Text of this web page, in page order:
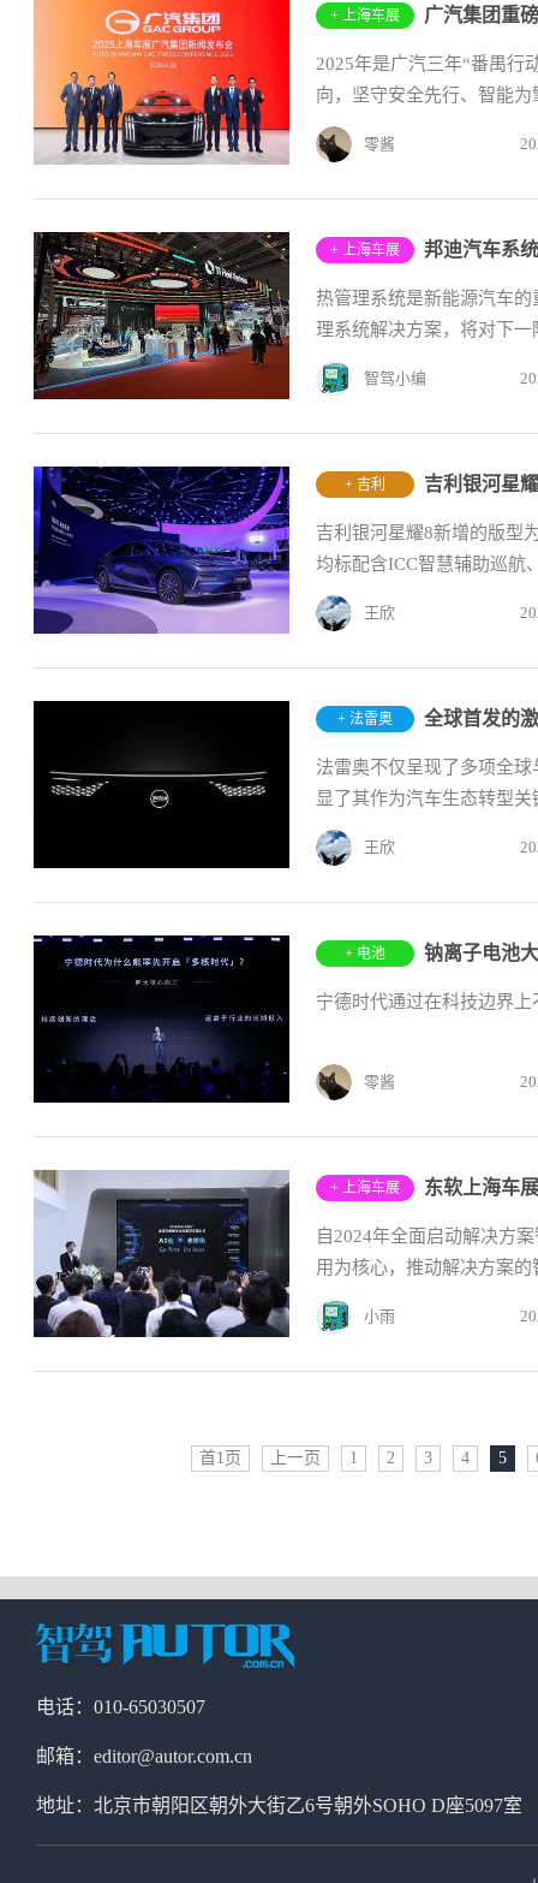
+ 上海车展
2025年是广汽三年“番禺行
向，坚守安全先行、智能
零酱
+ 上海车展
热管理系统是新能源汽车
理系统解决方案，将对下
智驾小编
+ 吉利
吉利银河星耀8新增的版型
均标配含ICC智慧辅助巡航
王欣
+ 法雷奥
法雷奥不仅呈现了多项全
显了其作为汽车生态转型
王欣
+ 电池
宁德时代通过在科技边界
零酱
+ 上海车展
自2024年全面启动解决方
用为核心，推动解决方案
小雨
首1页 上一页 1 2 3 4 5
电话：010-65030507
邮箱：editor@autor.com.cn
地址：北京市朝阳区朝外大街乙6号朝外SOHO D座5097室